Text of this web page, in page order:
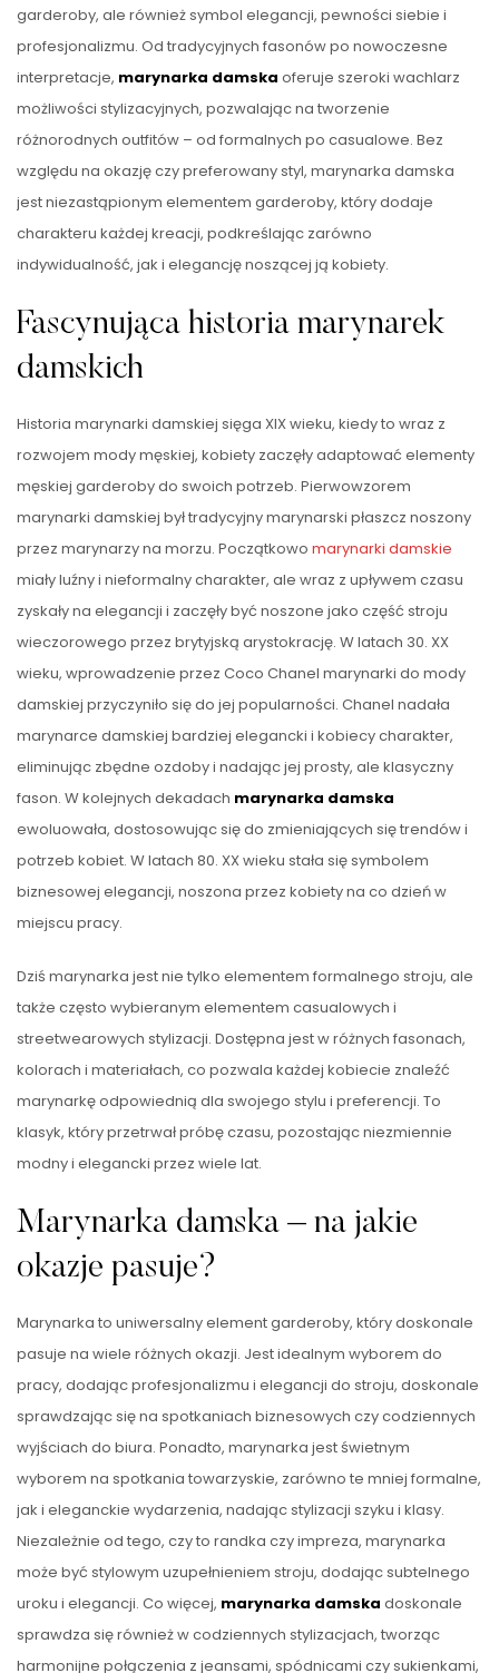
garderoby, ale również symbol elegancji, pewności siebie i
profesjonalizmu. Od tradycyjnych fasonów po nowoczesne
interpretacje, marynarka damska oferuje szeroki wachlarz
możliwości stylizacyjnych, pozwalając na tworzenie
różnorodnych outfitów – od formalnych po casualowe. Bez
względu na okazję czy preferowany styl, marynarka damska
jest niezastąpionym elementem garderoby, który dodaje
charakteru każdej kreacji, podkreślając zarówno
indywidualność, jak i elegancję noszącej ją kobiety.
Fascynująca historia marynarek
damskich
Historia marynarki damskiej sięga XIX wieku, kiedy to wraz z
rozwojem mody męskiej, kobiety zaczęły adaptować elementy
męskiej garderoby do swoich potrzeb. Pierwowzorem
marynarki damskiej był tradycyjny marynarski płaszcz noszony
przez marynarzy na morzu. Początkowo marynarki damskie
miały luźny i nieformalny charakter, ale wraz z upływem czasu
zyskały na elegancji i zaczęły być noszone jako część stroju
wieczorowego przez brytyjską arystokrację. W latach 30. XX
wieku, wprowadzenie przez Coco Chanel marynarki do mody
damskiej przyczyniło się do jej popularności. Chanel nadała
marynarce damskiej bardziej elegancki i kobiecy charakter,
eliminując zbędne ozdoby i nadając jej prosty, ale klasyczny
fason. W kolejnych dekadach marynarka damska
ewoluowała, dostosowując się do zmieniających się trendów i
potrzeb kobiet. W latach 80. XX wieku stała się symbolem
biznesowej elegancji, noszona przez kobiety na co dzień w
miejscu pracy.
Dziś marynarka jest nie tylko elementem formalnego stroju, ale
także często wybieranym elementem casualowych i
streetwearowych stylizacji. Dostępna jest w różnych fasonach,
kolorach i materiałach, co pozwala każdej kobiecie znaleźć
marynarkę odpowiednią dla swojego stylu i preferencji. To
klasyk, który przetrwał próbę czasu, pozostając niezmiennie
modny i elegancki przez wiele lat.
Marynarka damska – na jakie
okazje pasuje?
Marynarka to uniwersalny element garderoby, który doskonale
pasuje na wiele różnych okazji. Jest idealnym wyborem do
pracy, dodając profesjonalizmu i elegancji do stroju, doskonale
sprawdzając się na spotkaniach biznesowych czy codziennych
wyjściach do biura. Ponadto, marynarka jest świetnym
wyborem na spotkania towarzyskie, zarówno te mniej formalne,
jak i eleganckie wydarzenia, nadając stylizacji szyku i klasy.
Niezależnie od tego, czy to randka czy impreza, marynarka
może być stylowym uzupełnieniem stroju, dodając subtelnego
uroku i elegancji. Co więcej, marynarka damska doskonale
sprawdza się również w codziennych stylizacjach, tworząc
harmonijne połączenia z jeansami, spódnicami czy sukienkami,